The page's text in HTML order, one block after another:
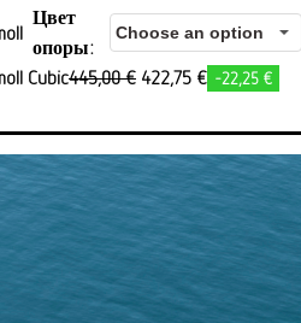
Цвет
опоры
Cubic445,00€ Первоначальная
была:
445,00
€
422,75 €Aktueller
ist:
422,75 €.
-22,25 €